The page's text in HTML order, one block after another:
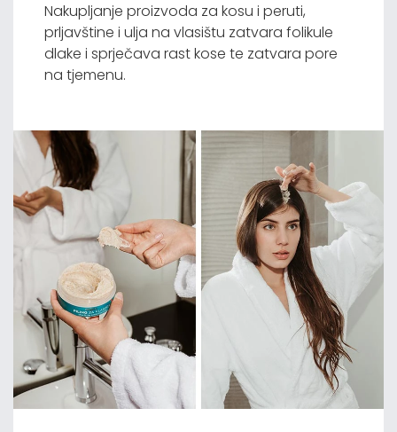
Nakupljanje proizvoda za kosu i peruti,
prljavštine i ulja na vlasištu zatvara folikule
dlake i sprječava rast kose te zatvara pore
na tjemenu.